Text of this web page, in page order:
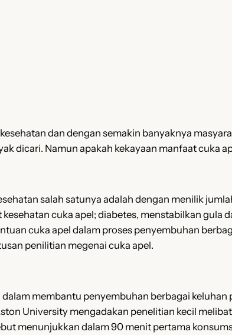
dan dengan semakin banyaknya
dicari. Namun apakah kekayaan manfaat cuka
salah satunya adalah dengan menilik
cuka apel; diabetes, menstabilkan gula
cuka apel dalam proses penyembuhan
penilitian megenai cuka apel.
membantu penyembuhan berbagai
University mengadakan penelitian kecil
menunjukkan dalam 90 menit pertama